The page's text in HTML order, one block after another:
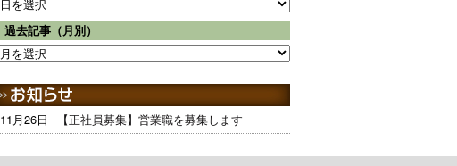
過去記事（月別）
11月26日 【正社員募集】営業職を募集します